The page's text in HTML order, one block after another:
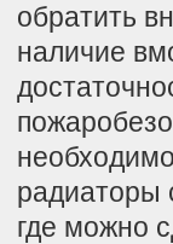
обратить
наличие
радиаторы
где можно